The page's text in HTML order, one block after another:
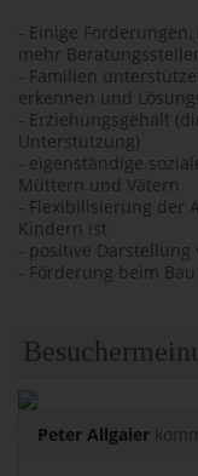
- Einige
mehr
- Familien
erkennen und
- Erziehungsgehalt
Unterstützung)
- eigenständige
Müttern und Vätern
- Flexibilisierung der
Kindern ist
- positive Darstellung
- Förderung beim
Peter Allgaier